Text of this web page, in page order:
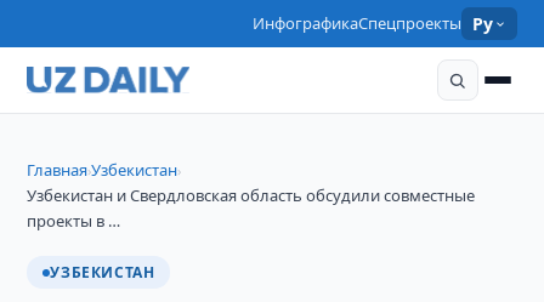
ИнфографикаСпецпроекты Ру
Главная›Узбекистан›
Узбекистан и Свердловская область обсудили совместные
проекты в …
УЗБЕКИСТАН